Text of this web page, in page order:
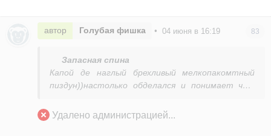
автор Голубая фишка • 04 июня в 16:19 83
Запасная спина
Капой де наглый брехливый мелкопакомтный
пиздун))настолько обделался и понимает что
плюнет в его сторону,но пыжится))А в это
время бомбят Харьков и Днепр,горит что то в
Удалено администрацией...